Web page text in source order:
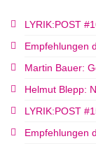
LYRIK:POST
Empfehlungen
Martin Bauer:
Helmut Blepp:
LYRIK:POST
Empfehlungen